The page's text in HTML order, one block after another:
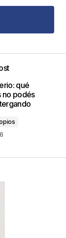
estánqué
no podés